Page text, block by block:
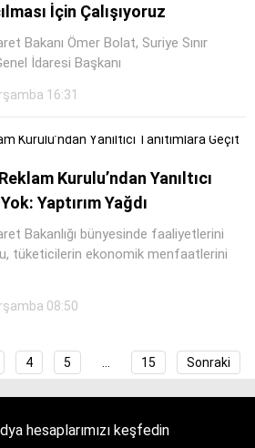
İçin Çalışıyoruz
Bakanı Ömer Bolat, Suriye Sınır
İdaresi Başkanı
16:31
Kurulu’ndan Yanıltıcı
Yaptırım Yağdı
Bakanlığı bünyesinde faaliyetlerini
tüketicilerin ekonomik menfaatlerini
08:50
4 5 15 Sonraki
hesaplarımızı keşfedin